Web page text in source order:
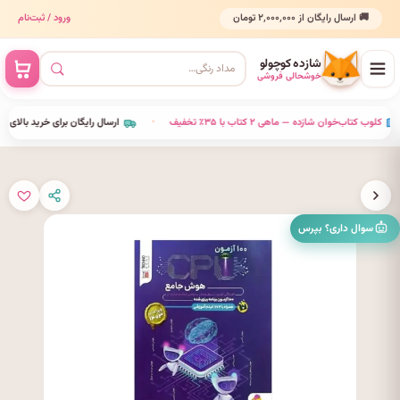
🚚 ارسال رایگان از ۲٬۰۰۰٬۰۰۰ تومان ورود / ثبت‌نام
شازده کوچولو
خوشحالی فروشی
ارسال رایگان برای خرید بالای • کلوب کتاب‌خوان شازده — ماهی ۲ کتاب با ۳۵٪ تخفیف •
سوال داری؟ بپرس